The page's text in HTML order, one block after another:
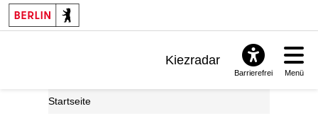
Kiezradar
Barrierefrei Menü
Startseite